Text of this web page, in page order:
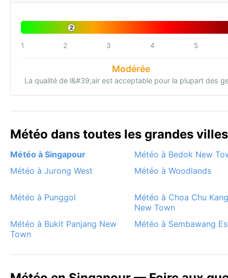
2
1 2 3 4 5
Modérée
La qualité de l&#39;air est acceptable pour la plupart des
Météo dans toutes les grandes
Météo à Singapour
Météo à Bedok New
Météo à Jurong West
Météo à Woodlands
Météo à Punggol
Météo à Choa Chu Kang
New Town
Météo à Bukit Panjang New
Town
Météo à Sembawang